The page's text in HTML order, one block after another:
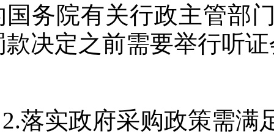
国务院有关行政主管部
款决定之前需要举行听
2.落实政府采购政策需满